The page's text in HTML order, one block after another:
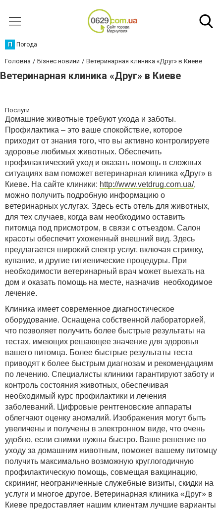
П Погода
Головна Бізнес новини Ветеринарная клиника «Друг» в Киеве
Ветеринарная клиника «Друг» в Киеве
Послуги
Домашние животные требуют ухода и заботы.
Профилактика – это ваше спокойствие, которое
приходит от знания того, что вы активно контролируете
здоровье любимых животных. Обеспечить
профилактический уход и оказать помощь в сложных
ситуациях вам поможет ветеринарная клиника «Друг» в
Киеве. На сайте клиники: http://www.vetdrug.com.ua/,
можно получить подробную информацию о
ветеринарных услугах. Здесь есть отель для животных,
для тех случаев, когда вам необходимо оставить
питомца под присмотром, в связи с отъездом. Салон
красоты обеспечит ухоженный внешний вид. Здесь
предлагается широкий спектр услуг, включая стрижку,
купание, и другие гигиенические процедуры. При
необходимости ветеринарный врач может выехать на
дом и оказать помощь на месте, назначив необходимое
лечение.
Клиника имеет современное диагностическое
оборудование. Оснащена собственной лабораторией,
что позволяет получить более быстрые результаты на
тестах, имеющих решающее значение для здоровья
вашего питомца. Более быстрые результаты теста
приводят к более быстрым диагнозам и рекомендациям
по лечению. Специалисты клиники гарантируют заботу и
контроль состояния животных, обеспечивая
необходимый курс профилактики и лечения
заболеваний. Цифровые рентгеновские аппараты
облегчают оценку аномалий. Изображения могут быть
увеличены и получены в электронном виде, что очень
удобно, если снимки нужны быстро. Ваше решение по
уходу за домашним животным, поможет вашему питомцу
получить максимально возможную круглогодичную
профилактическую помощь, совмещая вакцинацию,
скрининг, неограниченные служебные визиты, скидки на
услуги и многое другое. Ветеринарная клиника «Друг» в
Киеве предоставляет нашим клиентам лучшие варианты